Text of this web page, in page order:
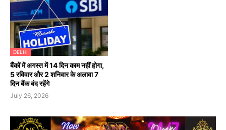
DELHI
बैंकों में अगस्त में 14 दिन काम नहीं होगा,
5 रविवार और 2 शनिवार के अलावा 7
दिन बैंक बंद रहेंगे
July 26, 2026